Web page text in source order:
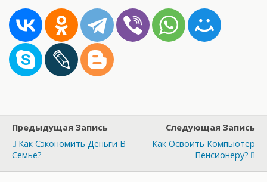
Предыдущая Запись
Как Сэкономить Деньги В
Семье?
Следующая Запись
Как Освоить Компьютер
Пенсионеру?